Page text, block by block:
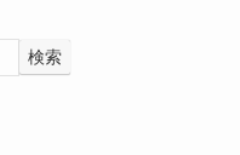
検索